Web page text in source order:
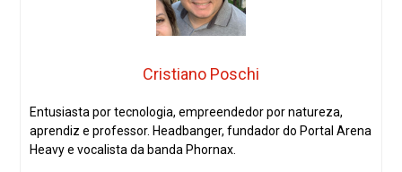
Cristiano Poschi
Entusiasta por tecnologia, empreendedor por natureza,
aprendiz e professor. Headbanger, fundador do Portal Arena
Heavy e vocalista da banda Phornax.